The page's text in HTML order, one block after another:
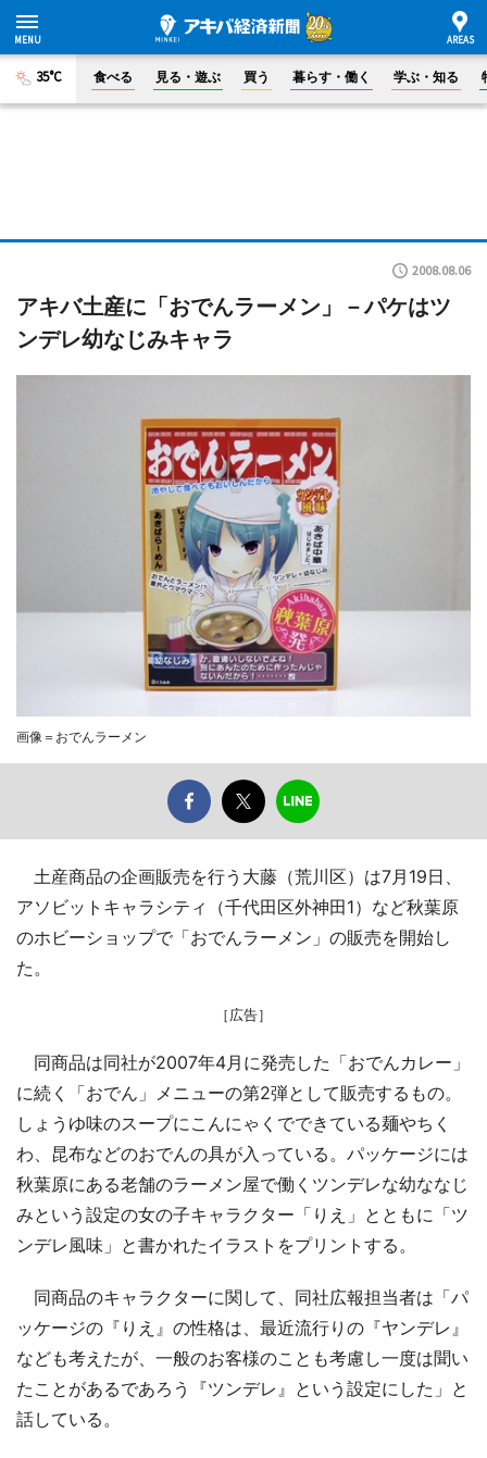
35°C 食べる 見る・遊ぶ 買う 暮らす・働く 学ぶ・知る
2008.08.06
アキバ土産に「おでんラーメン」－パケはツ
ンデレ幼なじみキャラ
画像＝おでんラーメン
土産商品の企画販売を行う大藤（荒川区）は7月19日、
アソビットキャラシティ（千代田区外神田1）など秋葉原
のホビーショップで「おでんラーメン」の販売を開始し
た。
［広告］
同商品は同社が2007年4月に発売した「おでんカレー」
に続く「おでん」メニューの第2弾として販売するもの。
しょうゆ味のスープにこんにゃくでできている麺やちく
わ、昆布などのおでんの具が入っている。パッケージには
秋葉原にある老舗のラーメン屋で働くツンデレな幼ななじ
みという設定の女の子キャラクター「りえ」とともに「ツ
ンデレ風味」と書かれたイラストをプリントする。
同商品のキャラクターに関して、同社広報担当者は「パ
ッケージの『りえ』の性格は、最近流行りの『ヤンデレ』
なども考えたが、一般のお客様のことも考慮し一度は聞い
たことがあるであろう『ツンデレ』という設定にした」と
話している。